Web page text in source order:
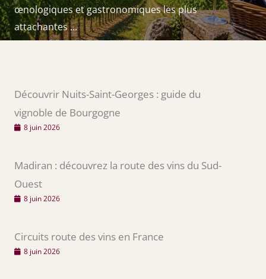
œnologiques et gastronomiques les plus
attachantes ...
Découvrir Nuits-Saint-Georges : guide du
vignoble de Bourgogne
8 juin 2026
Madiran : découvrez la route des vins du Sud-
Ouest
8 juin 2026
Circuits route des vins en France
8 juin 2026